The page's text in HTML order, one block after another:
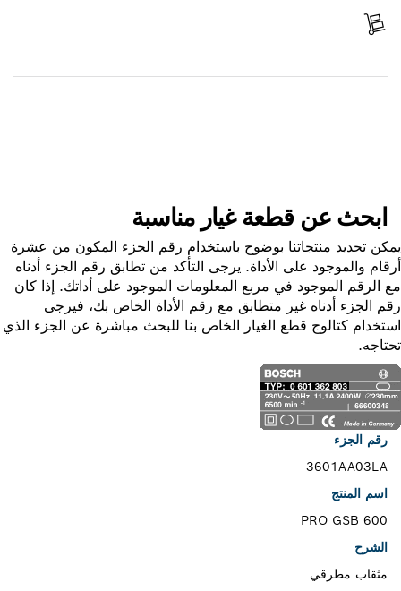
ابحث عن قطعة غيار مناسبة
تحديد منتجاتنا بوضوح باستخدام رقم الجزء المكون من عشرة
والموجود على الأداة. يرجى التأكد من تطابق رقم الجزء أدناه
الرقم الموجود في مربع المعلومات الموجود على أداتك. إذا كان
الجزء أدناه غير متطابق مع رقم الأداة الخاص بك، فيرجى
كتالوج قطع الغيار الخاص بنا للبحث مباشرة عن الجزء الذي
رقم الجزء
3601AA03LA
اسم المنتج
PRO GSB 600
الشرح
مثقاب مطرقي